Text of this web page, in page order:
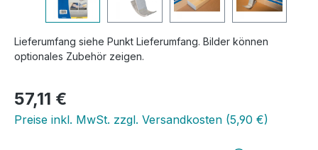
Lieferumfang siehe Punkt Lieferumfang. Bilder können
optionales Zubehör zeigen.
Regulärer Preis:
57,11 €
Preise inkl. MwSt. zzgl. Versandkosten (5,90 €)